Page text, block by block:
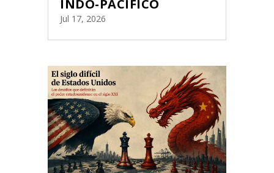
INDO-PACÍFICO
Jul 17, 2026